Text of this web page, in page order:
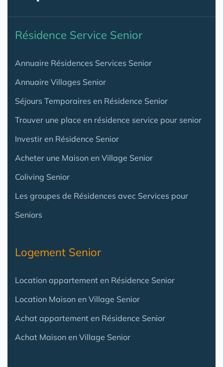
Résidence Service Senior
Annuaire Résidences Services Senior
Annuaire Villages Senior
Séjours Temporaires en Résidence Senior
Trouver une place en résidence service pour senior
Investir en Résidence Senior
Acheter une Maison en Village Senior
Coliving Senior
Les groupes de Résidences avec Services pour
Seniors
Logement Senior
Location appartement en Résidence Senior
Location Maison en Village Senior
Achat appartement en Résidence Senior
Achat Maison en Village Senior